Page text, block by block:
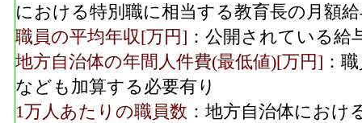
における特別職に相当する教育長の月額
職員の平均年収[万円] ：公開されている
地方自治体の年間人件費(最低値)[万円] ：
なども加算する必要有り
1万人あたりの職員数 ：地方自治体におけ